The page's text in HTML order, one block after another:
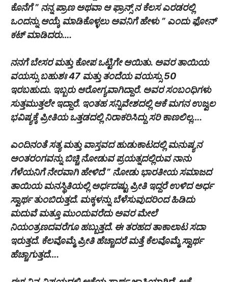
ಕೊನೆಗೆ ” ನನ್ನ ಪ್ರಾಣ‌ ಅಥವಾ ಆ ಫ್ರಾನ್ಸ್ ನ ಕೆಲಸ ಎರಡರಲ್ಲಿ
ಒಂದನ್ನು ಆಯ್ಕೆ ಮಾಡಿಕೊಳ್ಳಲು ಅವನಿಗೆ ಹೇಳು ” ಎಂದು ಫೋನ್
ಕಟ್ ಮಾಡಿದರು….
ನನಗೆ ಬೇಸರ ಮತ್ತು ಕೋಪ ಒಟ್ಟಿಗೇ ಆಯಿತು. ಅವರ ತಾಯಿಯ
ವಯಸ್ಸು ಬಹುಶಃ 47 ಮತ್ತು ತಂದೆಯ ವಯಸ್ಸು 50
ಇರಬಹುದು. ಇಬ್ಬರು ಆರೋಗ್ಯವಾಗಿದ್ದಾರೆ. ಅವರ ಸಂಬಂಧಿಗಳು
ಸುತ್ತಮುತ್ತಲೇ ಇದ್ದಾರೆ. ಇಂತಹ ಸನ್ನಿವೇಶದಲ್ಲಿ ಆಕೆ ಮಗನ ಉಜ್ವಲ
ಭವಿಷ್ಯಕ್ಕೆ ಪ್ರೀತಿಯ ಒತ್ತಡದಲ್ಲಿ ನಿರಾಕರಿಸಿದ್ದು ಸರಿ ಕಾಣಲಿಲ್ಲ….
ಎಂದಿನಂತೆ ಸತ್ಯ ಮತ್ತು ವಾಸ್ತವದ ಹುಡುಕಾಟದಲ್ಲಿ ಮನುಷ್ಯನ
ಅಂತರಂಗವನ್ನು ಬಿಚ್ಚಿ ನೋಡುವ ಪ್ರಯತ್ನದಲ್ಲಿರುವ ನಾನು
ಗೆಳೆಯನಿಗೆ ನೇರವಾಗಿ ಹೇಳಿದೆ ” ನೋಡು ಭಾರತೀಯ ಸಮಾಜದ
ತಾಯಿಯ ಮನಸ್ಥಿತಿಯಲ್ಲಿ ಅರ್ಧದಷ್ಟು ಪ್ರೀತಿ ಇದ್ದರೆ ಉಳಿದ ಅರ್ಧ
ಸ್ವಾರ್ಥ ತುಂಬಿರುತ್ತದೆ. ಮಕ್ಕಳನ್ನು ಬೆಳೆಸುವುದರಿಂದ ಹಿಡಿದು
ಮದುವೆ ಮತ್ತೂ ಮುಂದುವರೆದು ಅವರ ಮೇಲೆ
ನಿಯಂತ್ರಣದವರೆಗೂ ಹಬ್ಬುತ್ತದೆ. ಈ ತರಹದ ತಾಕಾಲಾಟ ಸದಾ
ಇರುತ್ತದೆ. ಕೆಲವೊಮ್ಮೆ ಪ್ರೀತಿ ಹೆಚ್ಚಾದರೆ ಮತ್ತೆ ಕೆಲವೊಮ್ಮೆ ಸ್ವಾರ್ಥ
ಹೆಚ್ಚಾಗುತ್ತದೆ….